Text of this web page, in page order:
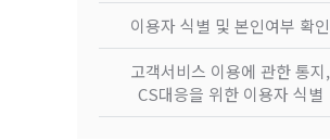
이용자 식별 및 본인여부 확인
고객서비스 이용에 관한 통지,
CS대응을 위한 이용자 식별